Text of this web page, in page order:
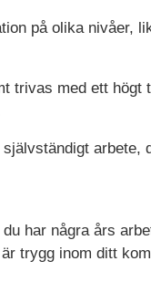
på olika nivåer,
trivas med ett
arbete,
har några års
trygg inom ditt